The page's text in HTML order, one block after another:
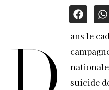
ans le
suicide